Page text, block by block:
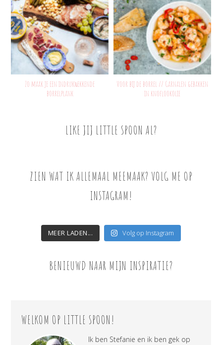
Zo maak je een indrukwekkende
borrelplank
Voor bij de borrel // Garnalen gebakken
in knoflookolie
LIKE JIJ LITTLE SPOON AL?
ZIEN WAT IK ALLEMAAL MEEMAAK? VOLG ME OP
INSTAGRAM!
MEER LADEN... Volg op Instagram
BENIEUWD NAAR MIJN INSPIRATIE?
WELKOM OP LITTLE SPOON!
Ik ben Stefanie en ik ben gek op